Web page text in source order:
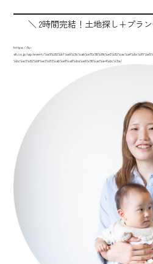
＼ 2時間完結！土地探し+プラ
https://liv-
sh.co.jp/wp/event/
%bc%e3%82%bf%e3%83%ab%e8%a8%ba%e6%96%ad%e4%bc%9a/